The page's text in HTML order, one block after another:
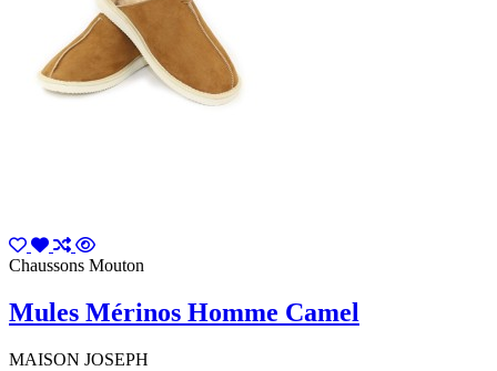
Chaussons Mouton
Mules Mérinos Homme Camel
MAISON JOSEPH